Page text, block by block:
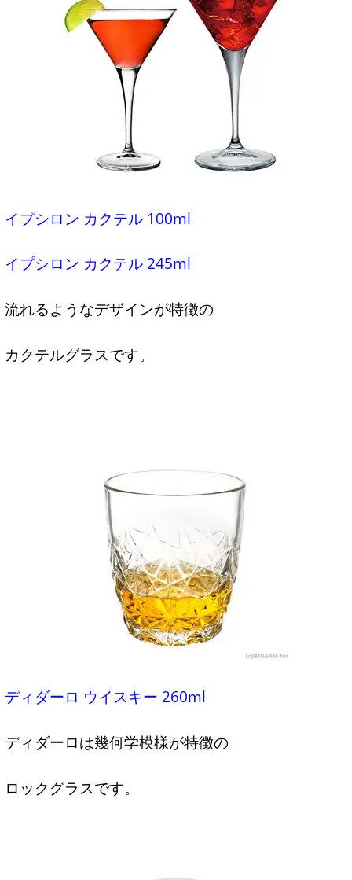
イプシロン カクテル 100ml
イプシロン カクテル 245ml
流れるようなデザインが特徴の
カクテルグラスです。
ディダーロ ウイスキー 260ml
ディダーロは幾何学模様が特徴の
ロックグラスです。